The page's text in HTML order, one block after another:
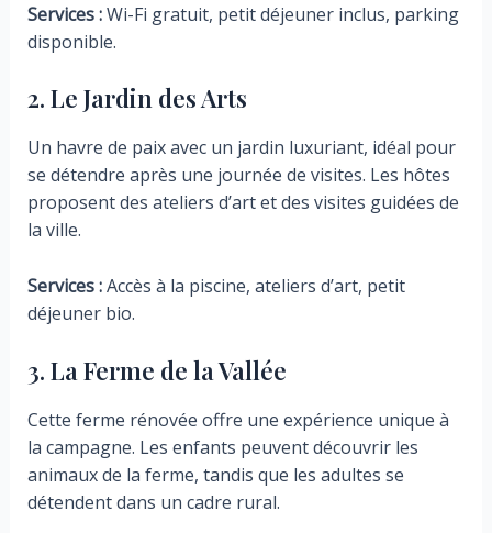
Services :Wi-Fi gratuit, petit déjeuner inclus, parking
disponible.
2. Le Jardin des Arts
Un havre de paix avec un jardin luxuriant, idéal pour
se détendre après une journée de visites. Les hôtes
proposent des ateliers d’art et des visites guidées de
la ville.
Services :Accès à la piscine, ateliers d’art, petit
déjeuner bio.
3. La Ferme de la Vallée
Cette ferme rénovée offre une expérience unique à
la campagne. Les enfants peuvent découvrir les
animaux de la ferme, tandis que les adultes se
détendent dans un cadre rural.